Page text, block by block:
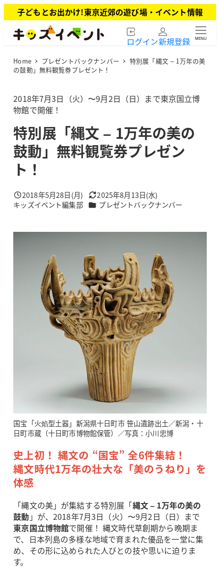
イ
子どもとお出かけ!東京近郊の遊び場・イベント情報
ログイン新規登録 MENU
Home プレゼントバックナンバー
特別展「縄文 – 1万年の美
の鼓動」無料観覧券プレゼント！
2018年7月3日（火）〜9月2日（日）まで東京国立博
物館で開催！
特別展「縄文 – 1万年の美の
鼓動」無料観覧券プレゼン
ト！
投稿日
2018年5月28日(月) 更新日
2025年8月13日(水)
著
キッズイベント編集部 カテゴリー
プレゼントバックナンバー
国宝「火焰型土器」新潟県十日町市 笹山遺跡出土／新潟・十
日町市蔵（十日町市博物館保管）／写真：小川忠博
史上初！ 縄文の “国宝” 全6件集結！
縄文時代1万年の壮大な「美のうねり」を
体感
「縄文の美」が集結する特別展「縄文 – 1万年の美の
鼓動 」が、2018年7月3日（火）〜9月2日（日）まで
東京国立博物館で開催！ 縄文時代草創期から晩期ま
で、日本列島の多様な地域で育まれた優品を一堂に集
め、その形に込められた人びとの技や思いに迫りま
す。